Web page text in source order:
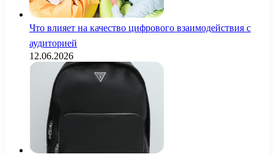
Что влияет на качество цифрового взаимодействия с
аудиторией
12.06.2026